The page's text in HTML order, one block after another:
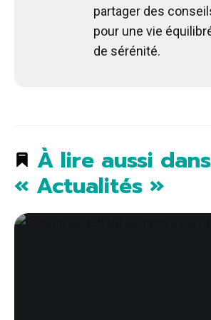
partager des
pour une vie
de sérénité.
À lire aussi dans
« Actualités »